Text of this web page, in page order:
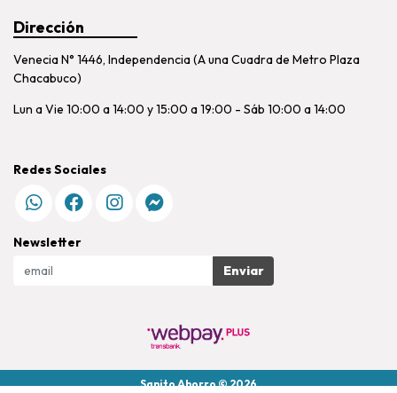
Dirección
Venecia N° 1446, Independencia (A una Cuadra de Metro Plaza
Chacabuco)
Lun a Vie 10:00 a 14:00 y 15:00 a 19:00 - Sáb 10:00 a 14:00
Redes Sociales
Newsletter
Enviar
Sanito Ahorro © 2026